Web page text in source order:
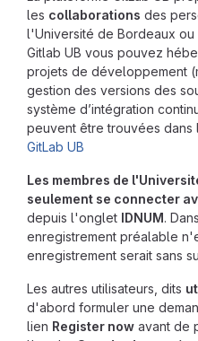
les collaborations des
l'Université de Bordeaux
Gitlab UB vous pouvez
projets de développement
gestion des versions des
système d’intégration
peuvent être trouvées dans
GitLab UB
Les membres de
seulement se connecter
depuis l'onglet IDNUM.
enregistrement préalable
enregistrement serait sans
Les autres utilisateurs, dits
d'abord formuler une
lien Register now avant de